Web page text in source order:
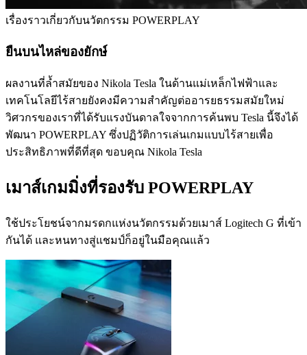
เรื่องราวเกี่ยวกับนวัตกรรม POWERPLAY
ยืนบนไหล่ของยักษ์
ผลงานที่ล้ำสมัยของ Nikola Tesla ในด้านแม่เหล็กไฟฟ้าและ
เทคโนโลยีไร้สายยังคงมีความสำคัญต่ออารยธรรมสมัยใหม่
วิศวกรของเราที่ได้รับแรงบันดาลใจจากการค้นพบ Tesla นี้จึงได้
พัฒนา POWERPLAY ซึ่งปฏิวัติการเล่นเกมแบบไร้สายเพื่อ
ประสิทธิภาพที่ดีที่สุด ขอบคุณ Nikola Tesla
เมาส์เกมมิ่งที่รองรับ POWERPLAY
ใช้ประโยชน์จากมรดกแห่งนวัตกรรมด้วยเมาส์ Logitech G ที่เข้า
กันได้ และหนทางสู่แชมป์ก็อยู่ในมือคุณแล้ว